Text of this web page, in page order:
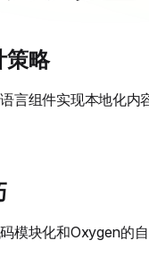
策略
言组件实现本地化内
模块化和Oxygen的